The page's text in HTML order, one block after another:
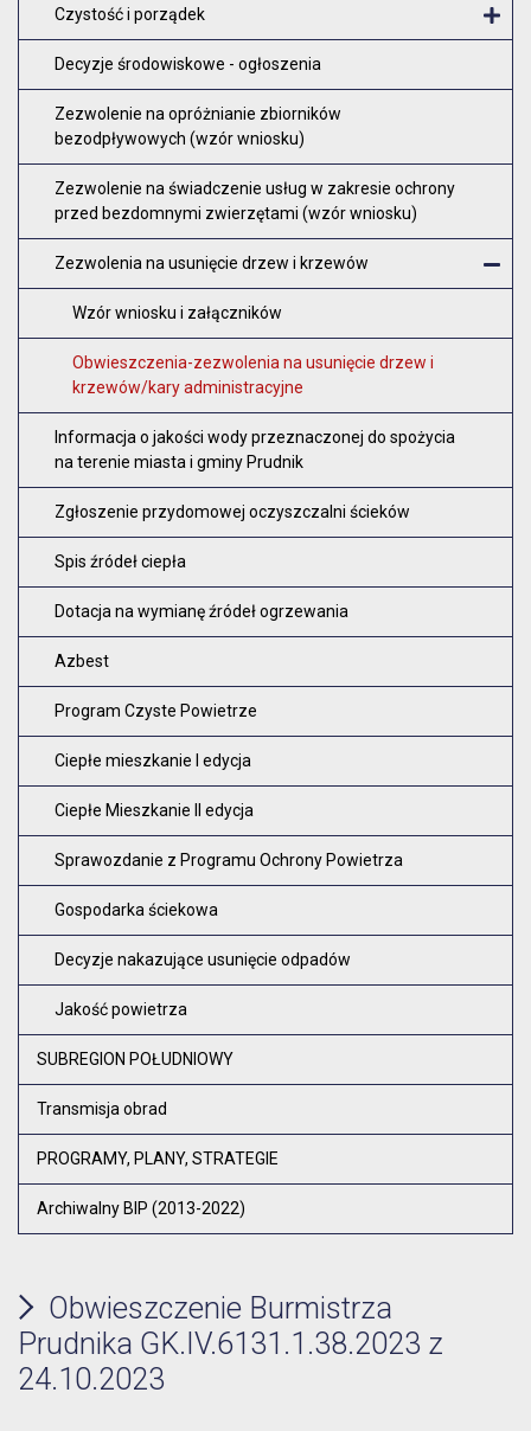
Czystość i porządek
Decyzje środowiskowe - ogłoszenia
Zezwolenie na opróżnianie zbiorników
bezodpływowych (wzór wniosku)
Zezwolenie na świadczenie usług w zakresie ochrony
przed bezdomnymi zwierzętami (wzór wniosku)
Zezwolenia na usunięcie drzew i krzewów
Wzór wniosku i załączników
Obwieszczenia-zezwolenia na usunięcie drzew i
krzewów/kary administracyjne
Informacja o jakości wody przeznaczonej do spożycia
na terenie miasta i gminy Prudnik
Zgłoszenie przydomowej oczyszczalni ścieków
Spis źródeł ciepła
Dotacja na wymianę źródeł ogrzewania
Azbest
Program Czyste Powietrze
Ciepłe mieszkanie I edycja
Ciepłe Mieszkanie II edycja
Sprawozdanie z Programu Ochrony Powietrza
Gospodarka ściekowa
Decyzje nakazujące usunięcie odpadów
Jakość powietrza
SUBREGION POŁUDNIOWY
Transmisja obrad
PROGRAMY, PLANY, STRATEGIE
Archiwalny BIP (2013-2022)
Obwieszczenie Burmistrza
Prudnika GK.IV.6131.1.38.2023 z
24.10.2023